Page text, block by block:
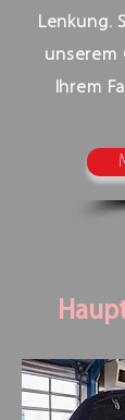
Lenkung.
unserem
Ihrem